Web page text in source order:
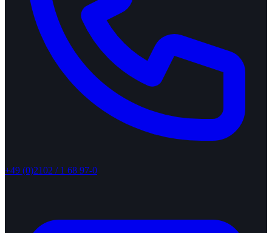
+49 (0)2102 / 1 68 97-0